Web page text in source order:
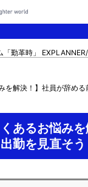
「勤革時」
を解決！】社員が辞め
くあるお悩み
勤を見直そう